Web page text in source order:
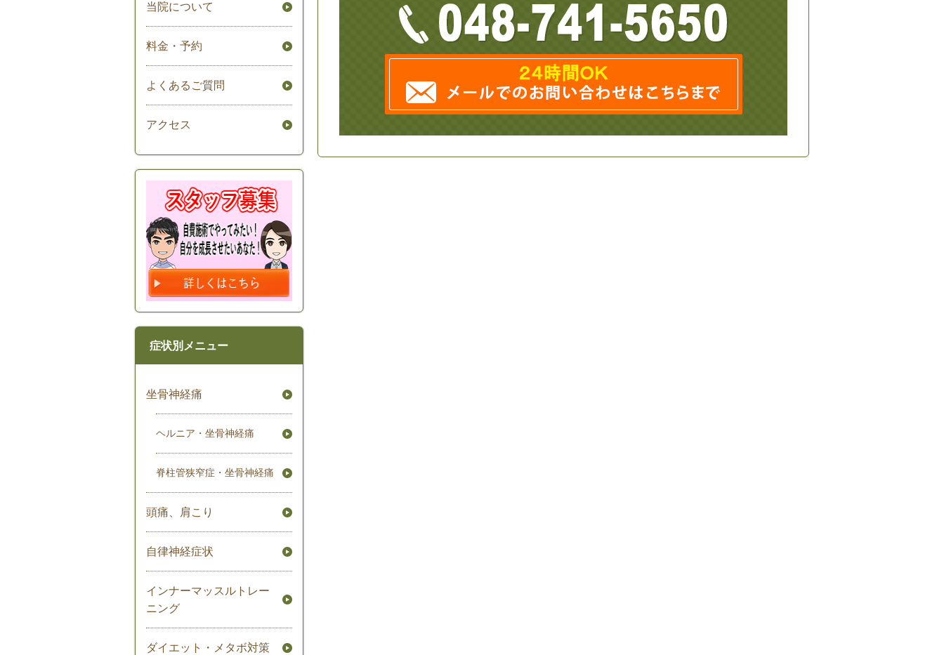
当院について
料金・予約
よくあるご質問
アクセス
症状別メニュー
坐骨神経痛
ヘルニア・坐骨神経痛
脊柱管狭窄症・坐骨神経痛
頭痛、肩こり
自律神経症状
インナーマッスルトレー
ニング
ダイエット・メタボ対策